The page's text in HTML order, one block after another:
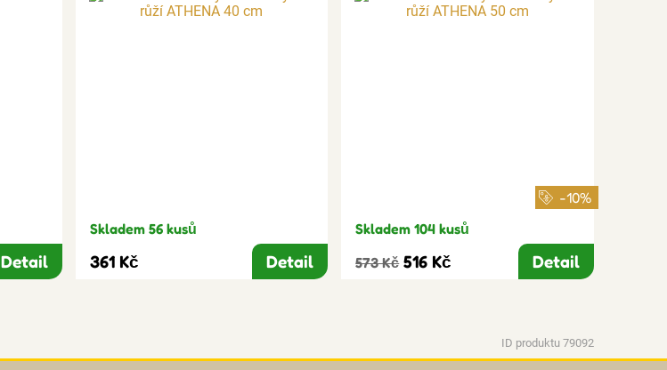
Detail
Skladem 56 kusů
361 Kč Detail
-10%
Skladem 104 kusů
573 Kč 516 Kč Detail
ID produktu 79092